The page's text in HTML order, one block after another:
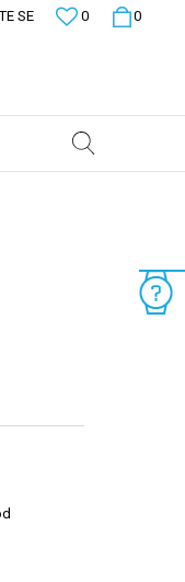
0
0
SE